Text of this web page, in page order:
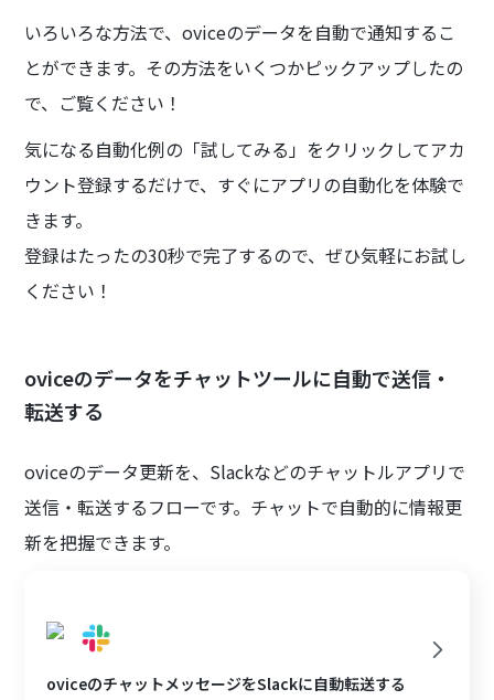
いろいろな方法で、oviceのデータを自動で通知するこ
とができます。その方法をいくつかピックアップしたの
で、ご覧ください！
気になる自動化例の「試してみる」をクリックしてアカ
ウント登録するだけで、すぐにアプリの自動化を体験で
きます。
登録はたったの30秒で完了するので、ぜひ気軽にお試し
ください！
oviceのデータをチャットツールに自動で送信・
転送する
oviceのデータ更新を、Slackなどのチャットルアプリで
送信・転送するフローです。チャットで自動的に情報更
新を把握できます。
oviceのチャットメッセージをSlackに自動転送する